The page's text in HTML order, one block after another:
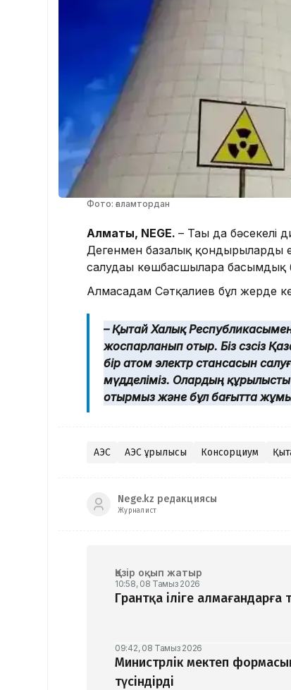
Фото: ғаламтордан
Алматы, NEGE. – Тағы да бәсекелі
Дегенмен базалық қондырғыларды
салудағы көшбасшыларға басымдық
Алмасадам Сәтқалиев бұл жерде
– Қытай Халық
жоспарланып отыр. Біз сөзсіз
бір атом электр стансасын
мүдделіміз. Олардың құрылысты
отырмыз және бұл бағытта
АЭС АЭС құрылысы Консорциум
Nege.kz редакциясы
Журналист
Қазір оқып жатыр
10:58, 08 Тамыз 2026
Грантқа іліге алмағандарға
09:42, 08 Тамыз 2026
Министрлік мектеп
түсіндірді